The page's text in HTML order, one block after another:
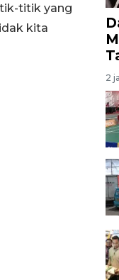
titik yang
kita
2